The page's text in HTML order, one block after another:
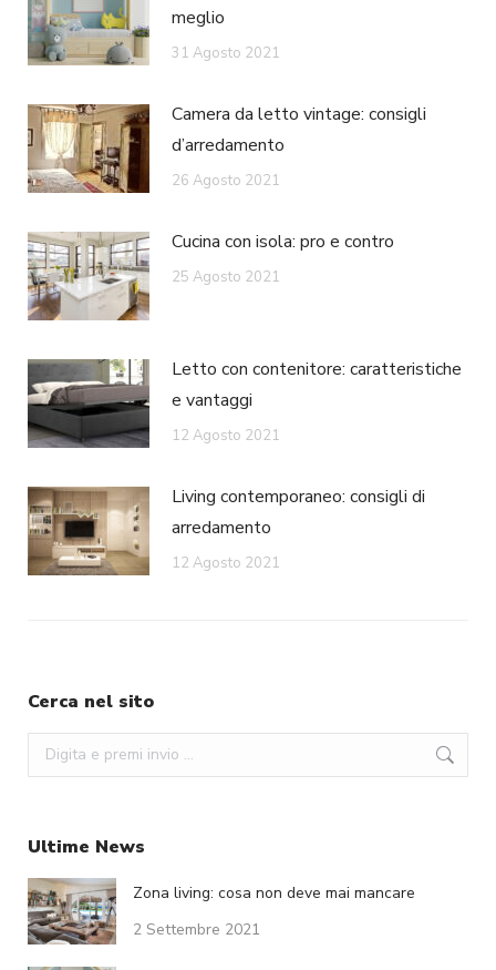
meglio
31 Agosto 2021
Camera da letto vintage: consigli
d’arredamento
26 Agosto 2021
Cucina con isola: pro e contro
25 Agosto 2021
Letto con contenitore: caratteristiche
e vantaggi
12 Agosto 2021
Living contemporaneo: consigli di
arredamento
12 Agosto 2021
Cerca nel sito
Search:
Ultime News
Zona living: cosa non deve mai mancare
2 Settembre 2021